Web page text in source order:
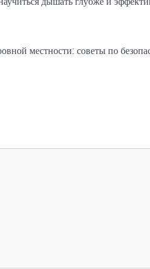
местности: советы по